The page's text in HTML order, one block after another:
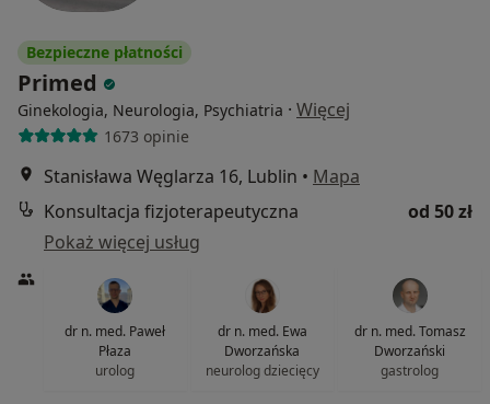
Bezpieczne płatności
Primed
Ginekologia, Neurologia, Psychiatria · Więcej
1673 opinie
Stanisława Węglarza 16, Lublin • Mapa
Konsultacja fizjoterapeutyczna
od 50 zł
Pokaż więcej usług
dr n. med. Paweł
Płaza
urolog
dr n. med. Ewa
Dworzańska
neurolog dziecięcy
dr n. med. Tomasz
Dworzański
gastrolog